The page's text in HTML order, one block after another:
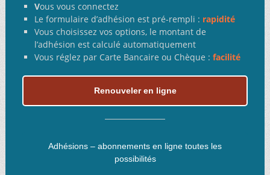
Vous vous connectez
Le formulaire d’adhésion est pré-rempli : rapidité
Vous choisissez vos options, le montant de
l’adhésion est calculé automatiquement
Vous réglez par Carte Bancaire ou Chèque : facilité
Renouveler en ligne
Adhésions – abonnements en ligne toutes les
possibilités